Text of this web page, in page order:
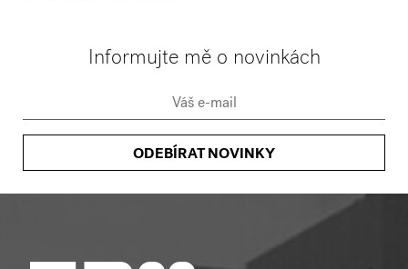
Informujte mě o novinkách
ODEBÍRAT NOVINKY